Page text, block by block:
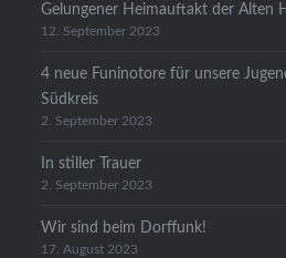
Gelungener Heimauftakt der Alten
12. September 2023
4 neue Funinotore für unsere
Südkreis
2. September 2023
In stiller Trauer
2. September 2023
Wir sind beim Dorffunk!
17. August 2023